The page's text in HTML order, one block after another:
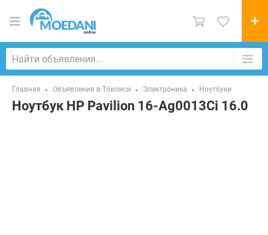
Главная Объявления в Тбилиси Электроника Ноутбуки
Ноутбук HP Pavilion 16-Ag0013Ci 16.0